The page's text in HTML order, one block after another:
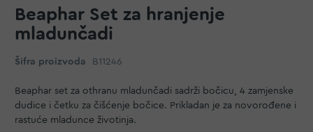
Beaphar Set za hranjenje
mladunčadi
Šifra proizvoda B11246
Beaphar set za othranu mladunčadi sadrži bočicu, 4 zamjenske
dudice i četku za čišćenje bočice. Prikladan je za novorođene i
rastuće mladunce životinja.